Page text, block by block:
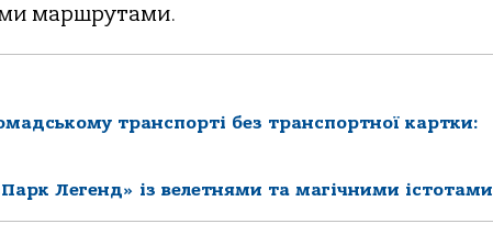
маршрутами.
транспорті без транспортної картки:
Легенд» із велетнями та магічними істотами